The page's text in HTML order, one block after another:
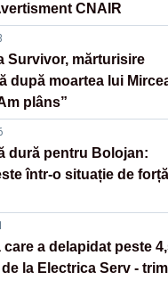
CNAIR
Survivor, mărturisire
după moartea lui
plâns”
dură pentru Bolojan:
într-o situație de forță
care a delapidat peste
la Electrica Serv -